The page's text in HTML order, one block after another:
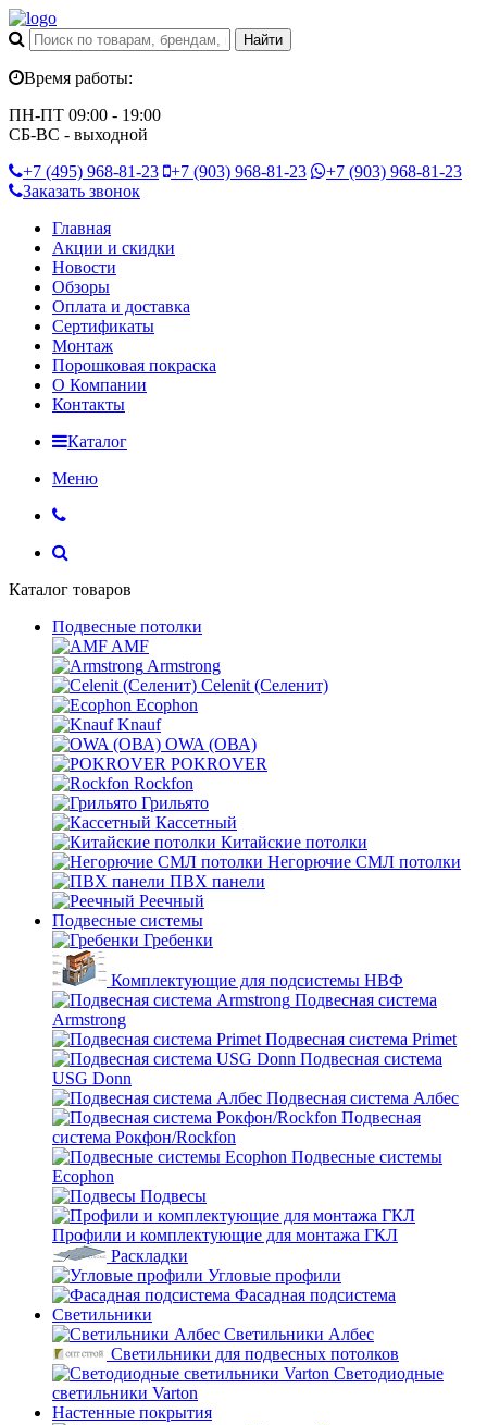
Время работы:
ПН-ПТ 09:00 - 19:00
СБ-ВС - выходной
+7 (495) 968-81-23 +7 (903) 968-81-23 +7 (903) 968-81-23
Заказать звонок
Главная
Акции и скидки
Новости
Обзоры
Оплата и доставка
Сертификаты
Монтаж
Порошковая покраска
О Компании
Контакты
Каталог
Меню
Каталог товаров
Подвесные потолки
AMF
Armstrong
Celenit (Селенит)
Ecophon
Knauf
OWA (ОВА)
POKROVER
Rockfon
Грильято
Кассетный
Китайские потолки
Негорючие СМЛ потолки
ПВХ панели
Реечный
Подвесные системы
Гребенки
Комплектующие для подсистемы НВФ
Подвесная система
Armstrong
Подвесная система Primet
Подвесная система
USG Donn
Подвесная система Албес
Подвесная
система Рокфон/Rockfon
Подвесные системы
Ecophon
Подвесы
Профили и комплектующие для монтажа ГКЛ
Раскладки
Угловые профили
Фасадная подсистема
Светильники
Светильники Албес
Светильники для подвесных потолков
Светодиодные
светильники Varton
Настенные покрытия